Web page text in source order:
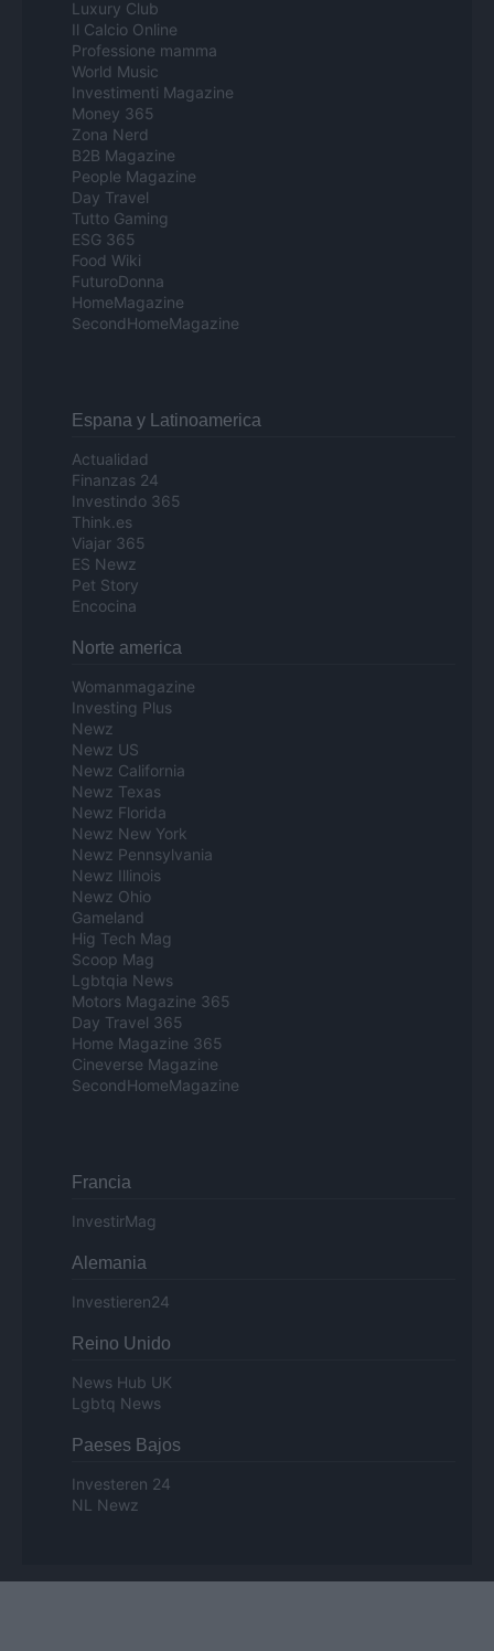
Luxury Club
Il Calcio Online
Professione mamma
World Music
Investimenti Magazine
Money 365
Zona Nerd
B2B Magazine
People Magazine
Day Travel
Tutto Gaming
ESG 365
Food Wiki
FuturoDonna
HomeMagazine
SecondHomeMagazine
Espana y Latinoamerica
Actualidad
Finanzas 24
Investindo 365
Think.es
Viajar 365
ES Newz
Pet Story
Encocina
Norte america
Womanmagazine
Investing Plus
Newz
Newz US
Newz California
Newz Texas
Newz Florida
Newz New York
Newz Pennsylvania
Newz Illinois
Newz Ohio
Gameland
Hig Tech Mag
Scoop Mag
Lgbtqia News
Motors Magazine 365
Day Travel 365
Home Magazine 365
Cineverse Magazine
SecondHomeMagazine
Francia
InvestirMag
Alemania
Investieren24
Reino Unido
News Hub UK
Lgbtq News
Paeses Bajos
Investeren 24
NL Newz